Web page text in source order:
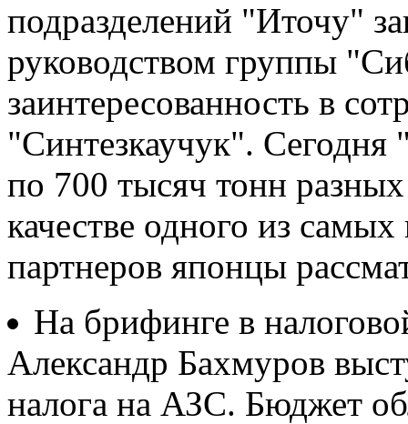
подразделений "Иточу"
руководством группы
заинтересованность в
"Синтезкаучук". Сегодня
по 700 тысяч тонн
качестве одного из
партнеров японцы
На брифинге в
Александр Бахмуров
налога на АЗС. Бюджет